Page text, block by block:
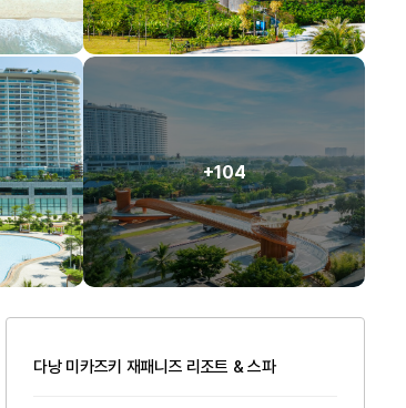
+104
다낭 미카즈키 재패니즈 리조트 & 스파